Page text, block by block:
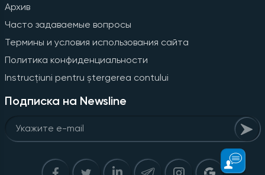
Архив
Часто задаваемые вопросы
Термины и условия использования сайта
Политика конфиденциальности
Instrucțiuni pentru ștergerea contului
Подписка на Newsline